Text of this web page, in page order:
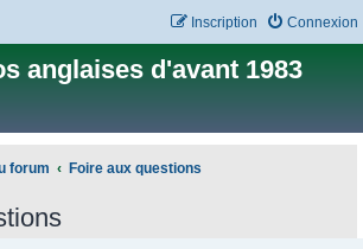
Connexion
Inscription
anglaises d'avant 1983
forum Foire aux questions